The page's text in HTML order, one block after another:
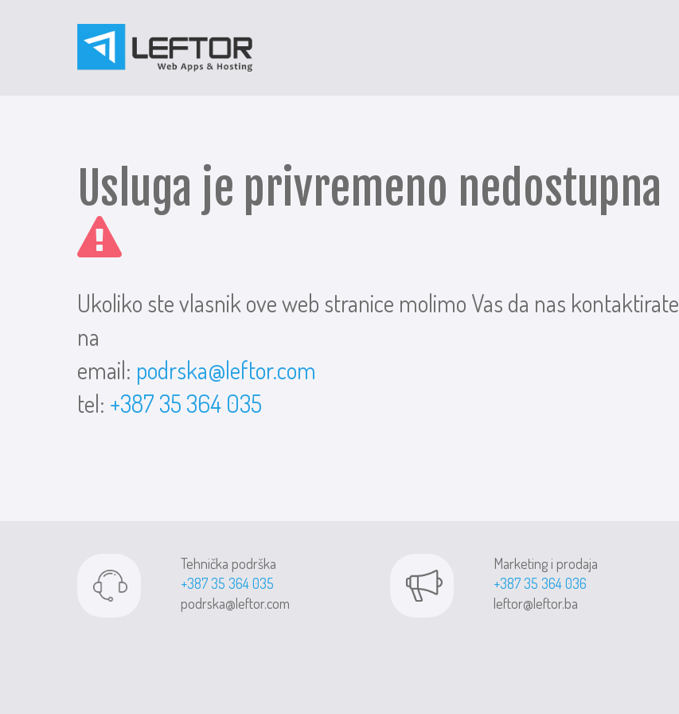
Usluga je privremeno nedostupna
Ukoliko ste vlasnik ove web stranice molimo Vas da nas kontaktirate
na
email: podrska@leftor.com
tel: +387 35 364 035
Tehnička podrška
+387 35 364 035
podrska@leftor.com
Marketing i prodaja
+387 35 364 036
leftor@leftor.ba